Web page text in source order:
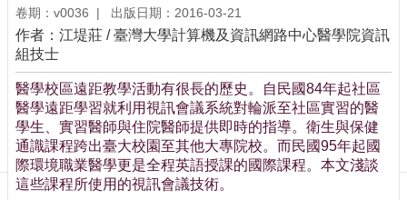
首
頁
計
中
首
頁
聯
絡
資
訊
卷期：v0036 出版日期：2016-03-21
作者：江堤莊 / 臺灣大學計算機及資訊網路中心醫學院資訊
組技士
醫學校區遠距教學活動有很長的歷史。自民國84年起社區
醫學遠距學習就利用視訊會議系統對輪派至社區實習的醫
學生、實習醫師與住院醫師提供即時的指導。衛生與保健
通識課程跨出臺大校園至其他大專院校。而民國95年起國
際環境職業醫學更是全程英語授課的國際課程。本文淺談
這些課程所使用的視訊會議技術。